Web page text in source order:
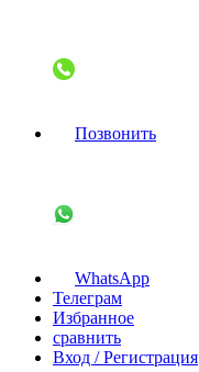
Позвонить
WhatsApp
Телеграм
Избранное
сравнить
Вход / Регистрация